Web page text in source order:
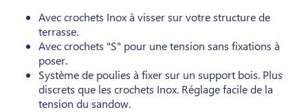
Avec crochets Inox à visser sur votre structure de
terrasse.
Avec crochets "S" pour une tension sans fixations à
poser.
Système de poulies à fixer sur un support bois. Plus
discrets que les crochets Inox. Réglage facile de la
tension du sandow.